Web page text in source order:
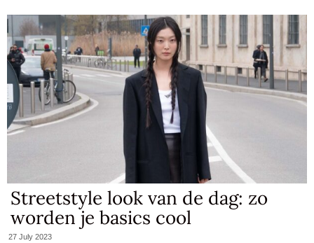
Streetstyle look van de dag: zo
worden je basics cool
27 July 2023